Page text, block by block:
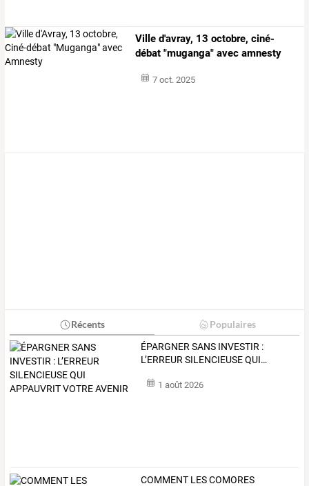
Ville d'avray, 13 octobre, ciné-
débat "muganga" avec amnesty
7 oct. 2025
Récents Populaires
ÉPARGNER SANS INVESTIR :
L’ERREUR SILENCIEUSEQUI…
1 août 2026
COMMENT LESCOMORES